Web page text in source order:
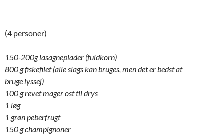
(4 personer)
150-200g lasagneplader (fuldkorn)
800 g fiskefilet (alle slags kanbruges, men det er bedst at
bruge lyssej)
100 g revet mager ost til drys
1 løg
1 grøn peberfrugt
150 g champignoner